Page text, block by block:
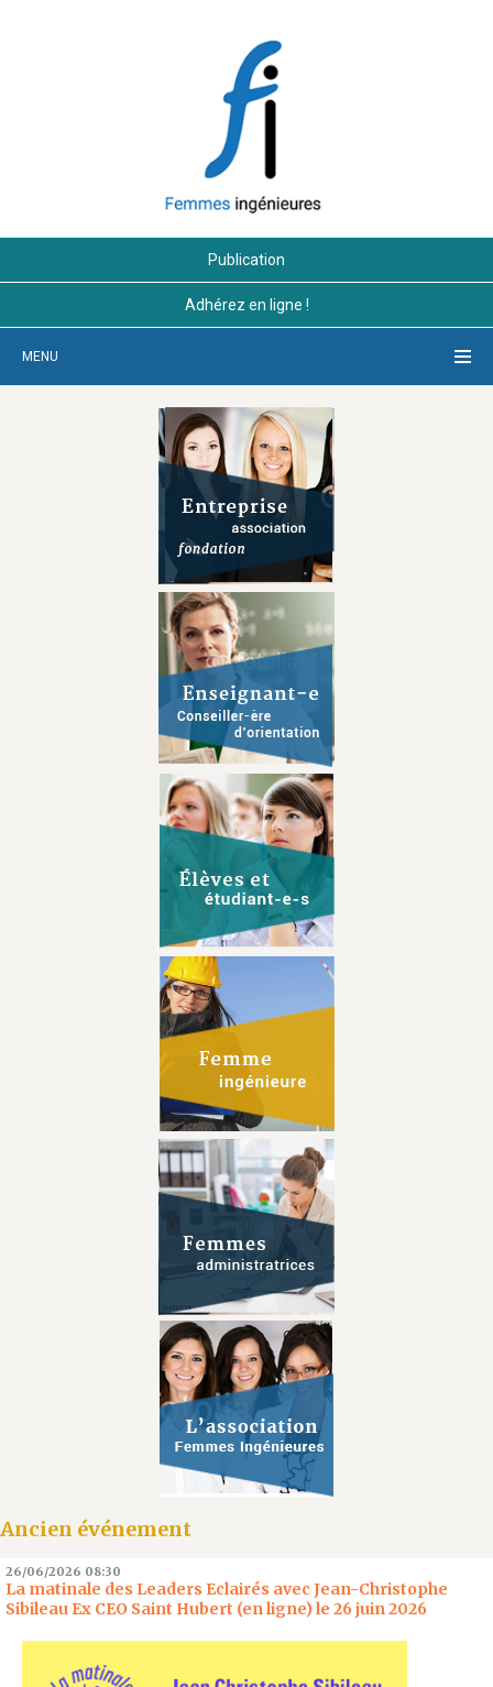
Publication
Adhérez en ligne !
MENU
Ancien événement
26/06/2026 08:30
La matinale des Leaders Eclairés avec Jean-Christophe
Sibileau Ex CEO Saint Hubert (en ligne) le 26 juin 2026